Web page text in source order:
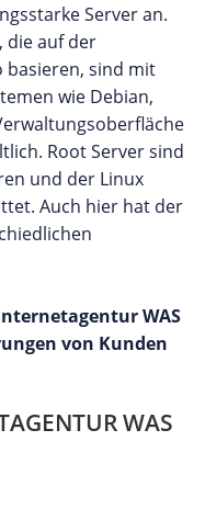
Server an.
die auf der
basieren, sind mit
wie Debian,
Root Server sind
und der Linux
Auch hier hat der
WAS
von Kunden
WAS